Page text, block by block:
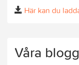
Här kan du
Våra